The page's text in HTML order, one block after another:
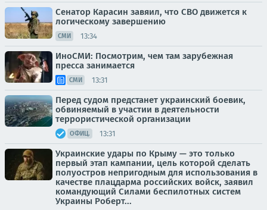
Сенатор Карасин завяил, что СВО движется к
логическому завершению
СМИ 13:34
ИноСМИ: Посмотрим, чем там зарубежная
пресса занимается
СМИ 13:31
Перед судом предстанет украинский боевик,
обвиняемый в участии в деятельности
террористической организации
ОФИЦ. 13:31
Украинские удары по Крыму — это только
первый этап кампании, цель которой сделать
полуостров непригодным для использования в
качестве плацдарма российских войск, заявил
командующий Силами беспилотных систем
Украины Роберт...